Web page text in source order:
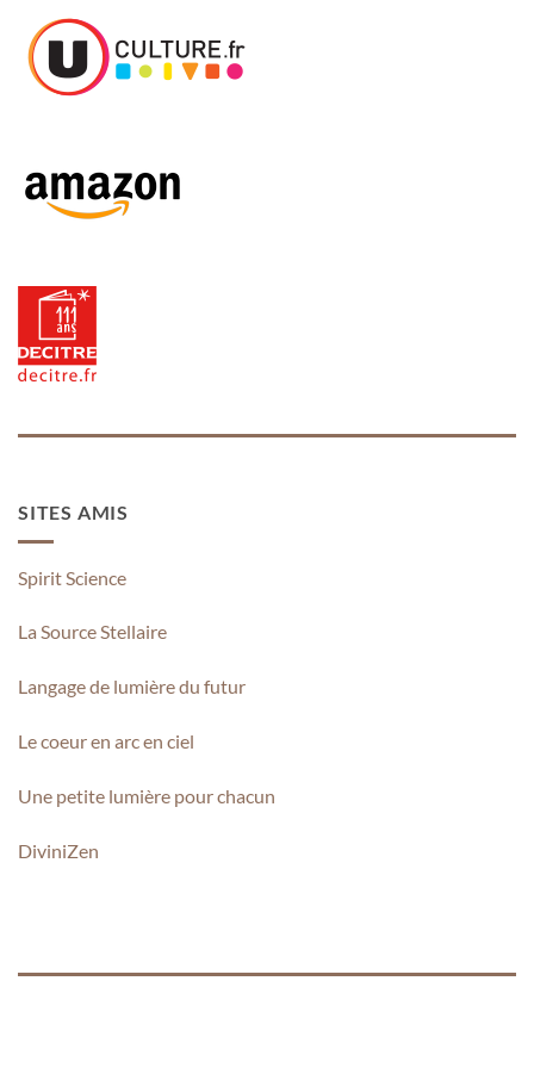
SITES AMIS
Spirit Science
La Source Stellaire
Langage de lumière du futur
Le coeur en arc en ciel
Une petite lumière pour chacun
DiviniZen